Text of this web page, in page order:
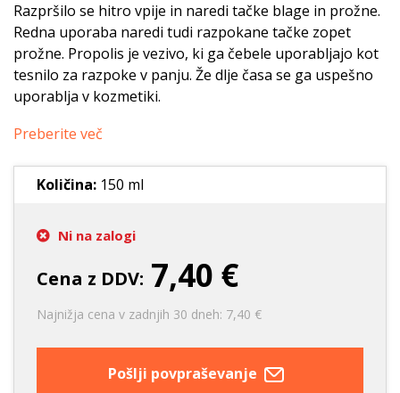
Razpršilo se hitro vpije in naredi tačke blage in prožne.
Redna uporaba naredi tudi razpokane tačke zopet
prožne. Propolis je vezivo, ki ga čebele uporabljajo kot
tesnilo za razpoke v panju. Že dlje časa se ga uspešno
uporablja v kozmetiki.
Preberite več
Količina: 150 ml
Ni na zalogi
Cena z DDV: 7,40 €
Najnižja cena v zadnjih 30 dneh: 7,40 €
Pošlji povpraševanje